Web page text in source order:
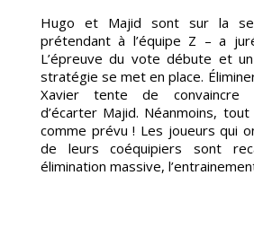
Hugo et Majid sont sur la
prétendant à l’équipe Z – a
L’épreuve du vote débute et
stratégie se met en place.
Xavier tente de convaincre
d’écarter Majid. Néanmoins,
comme prévu ! Les joueurs qui
de leurs coéquipiers sont
élimination massive,